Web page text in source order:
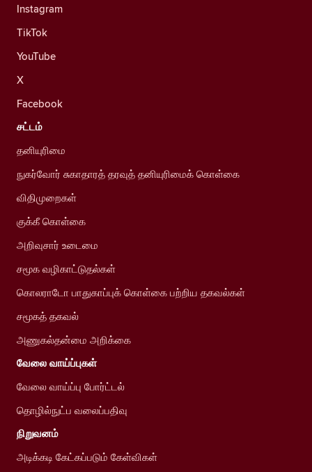
Instagram
TikTok
YouTube
X
Facebook
சட்டம்
தனியுரிமை
நுகர்வோர் சுகாதாரத் தரவுத் தனியுரிமைக் கொள்கை
விதிமுறைகள்
குக்கீ கொள்கை
அறிவுசார் உடைமை
சமூக வழிகாட்டுதல்கள்
கொலராடோ பாதுகாப்புக் கொள்கை பற்றிய தகவல்கள்
சமூகத் தகவல்
அணுகல்தன்மை அறிக்கை
வேலை வாய்ப்புகள்
வேலை வாய்ப்பு போர்ட்டல்
தொழில்நுட்ப வலைப்பதிவு
நிறுவனம்
அடிக்கடி கேட்கப்படும் கேள்விகள்